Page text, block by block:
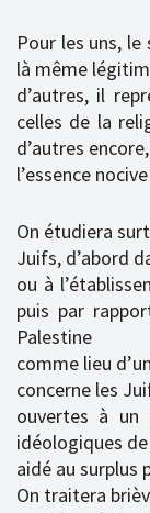
Pour les uns,
là même
d’autres, il
celles de la
d’autres
l’essence
On étudiera
Juifs, d’abord
ou à
puis par
Palestine
comme lieu
concerne les
ouvertes à un
idéologiques
aidé au surplus
On traitera